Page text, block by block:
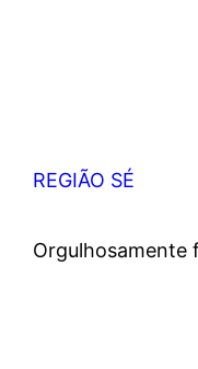
REGIÃO SÉ